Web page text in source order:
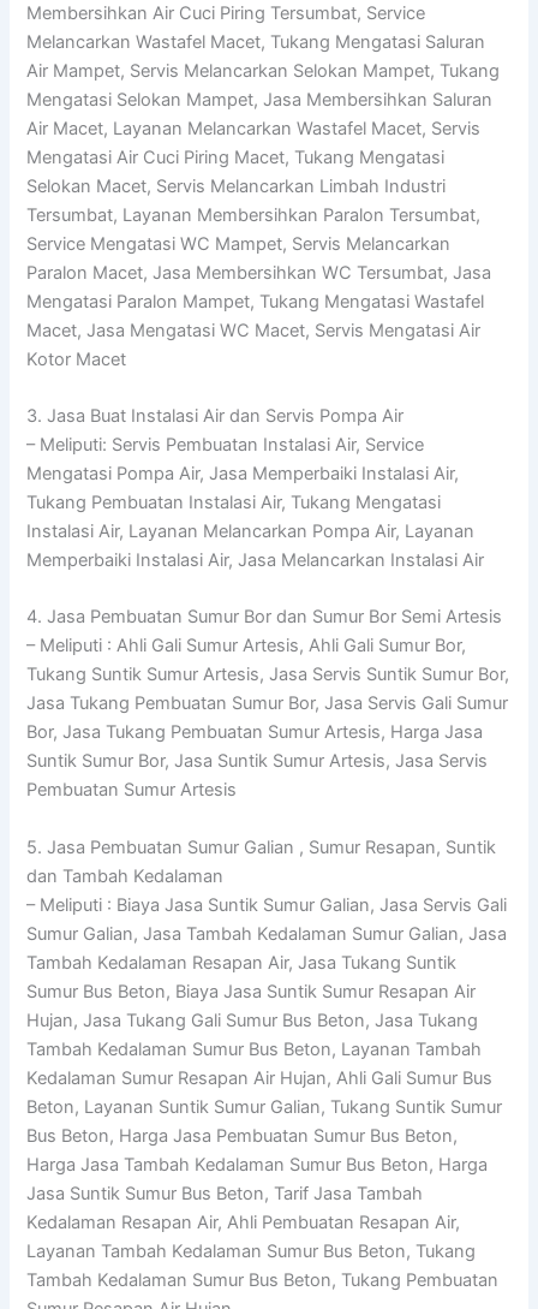
Membersihkan Air Cuci Piring Tersumbat, Service
Melancarkan Wastafel Macet, Tukang Mengatasi Saluran
Air Mampet, Servis Melancarkan Selokan Mampet, Tukang
Mengatasi Selokan Mampet, Jasa Membersihkan Saluran
Air Macet, Layanan Melancarkan Wastafel Macet, Servis
Mengatasi Air Cuci Piring Macet, Tukang Mengatasi
Selokan Macet, Servis Melancarkan Limbah Industri
Tersumbat, Layanan Membersihkan Paralon Tersumbat,
Service Mengatasi WC Mampet, Servis Melancarkan
Paralon Macet, Jasa Membersihkan WC Tersumbat, Jasa
Mengatasi Paralon Mampet, Tukang Mengatasi Wastafel
Macet, Jasa Mengatasi WC Macet, Servis Mengatasi Air
Kotor Macet
3. Jasa Buat Instalasi Air dan Servis Pompa Air
– Meliputi: Servis Pembuatan Instalasi Air, Service
Mengatasi Pompa Air, Jasa Memperbaiki Instalasi Air,
Tukang Pembuatan Instalasi Air, Tukang Mengatasi
Instalasi Air, Layanan Melancarkan Pompa Air, Layanan
Memperbaiki Instalasi Air, Jasa Melancarkan Instalasi Air
4. Jasa Pembuatan Sumur Bor dan Sumur Bor Semi Artesis
– Meliputi : Ahli Gali Sumur Artesis, Ahli Gali Sumur Bor,
Tukang Suntik Sumur Artesis, Jasa Servis Suntik Sumur Bor,
Jasa Tukang Pembuatan Sumur Bor, Jasa Servis Gali Sumur
Bor, Jasa Tukang Pembuatan Sumur Artesis, Harga Jasa
Suntik Sumur Bor, Jasa Suntik Sumur Artesis, Jasa Servis
Pembuatan Sumur Artesis
5. Jasa Pembuatan Sumur Galian , Sumur Resapan, Suntik
dan Tambah Kedalaman
– Meliputi : Biaya Jasa Suntik Sumur Galian, Jasa Servis Gali
Sumur Galian, Jasa Tambah Kedalaman Sumur Galian, Jasa
Tambah Kedalaman Resapan Air, Jasa Tukang Suntik
Sumur Bus Beton, Biaya Jasa Suntik Sumur Resapan Air
Hujan, Jasa Tukang Gali Sumur Bus Beton, Jasa Tukang
Tambah Kedalaman Sumur Bus Beton, Layanan Tambah
Kedalaman Sumur Resapan Air Hujan, Ahli Gali Sumur Bus
Beton, Layanan Suntik Sumur Galian, Tukang Suntik Sumur
Bus Beton, Harga Jasa Pembuatan Sumur Bus Beton,
Harga Jasa Tambah Kedalaman Sumur Bus Beton, Harga
Jasa Suntik Sumur Bus Beton, Tarif Jasa Tambah
Kedalaman Resapan Air, Ahli Pembuatan Resapan Air,
Layanan Tambah Kedalaman Sumur Bus Beton, Tukang
Tambah Kedalaman Sumur Bus Beton, Tukang Pembuatan